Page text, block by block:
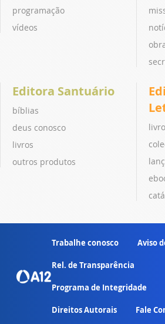
programação
vídeos
Editora Santuário
bíblias
deus conosco
livros
outros produtos
Trabalhe conosco Aviso
Rel. de Transparência
Programa de Integridade
Direitos Autorais Fale